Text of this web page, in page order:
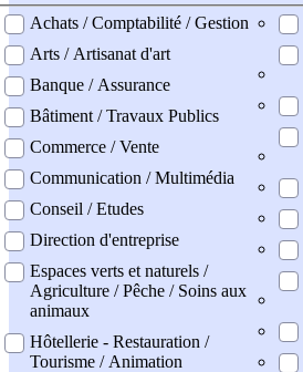
professionel
Achats / Comptabilité / Gestion
Arts / Artisanat d'art
Banque / Assurance
Bâtiment / Travaux Publics
Commerce / Vente
Communication / Multimédia
Conseil / Etudes
Direction d'entreprise
Espaces verts et naturels /
Agriculture / Pêche / Soins aux
animaux
Hôtellerie - Restauration /
Tourisme / Animation